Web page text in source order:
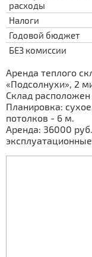
расходы
Налоги
Годовой бюджет
БЕЗ комиссии
Аренда теплого
«Подсолнухи», 2
Склад расположен
Планировка:
потолков - 6 м.
Аренда: 36000